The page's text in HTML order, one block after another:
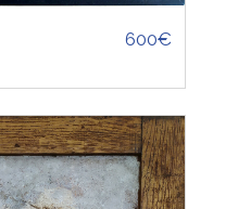
600€